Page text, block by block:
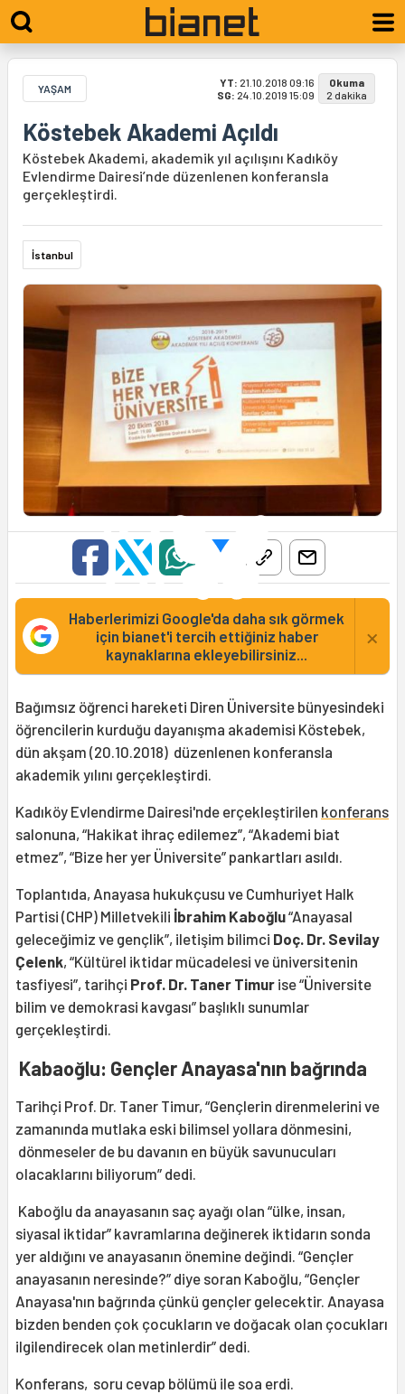
YAŞAM YT: 21.10.2018 09:16
SG: 24.10.2019 15:09
Okuma
2 dakika
Köstebek Akademi Açıldı
Köstebek Akademi, akademik yıl açılışını Kadıköy
Evlendirme Dairesi’nde düzenlenen konferansla
gerçekleştirdi.
İstanbul
Haberlerimizi Google'da daha sık görmek
için bianet'i tercih ettiğiniz haber
kaynaklarına ekleyebilirsiniz...
×
Bağımsız öğrenci hareketi Diren Üniversite bünyesindeki
öğrencilerin kurduğu dayanışma akademisi Köstebek,
dün akşam (20.10.2018) düzenlenen konferansla
akademik yılını gerçekleştirdi.
Kadıköy Evlendirme Dairesi'nde erçekleştirilen konferans
salonuna, “Hakikat ihraç edilemez”, “Akademi biat
etmez”, “Bize her yer Üniversite” pankartları asıldı.
Toplantıda, Anayasa hukukçusu ve Cumhuriyet Halk
Partisi (CHP) Milletvekili İbrahim Kaboğlu“Anayasal
geleceğimiz ve gençlik”, iletişim bilimci Doç. Dr. Sevilay
Çelenk, “Kültürel iktidar mücadelesi ve üniversitenin
tasfiyesi”, tarihçi Prof. Dr. Taner Timur ise “Üniversite
bilim ve demokrasi kavgası” başlıklı sunumlar
gerçekleştirdi.
Kabaoğlu: Gençler Anayasa'nın bağrında
Tarihçi Prof. Dr. Taner Timur, “Gençlerin direnmelerini ve
zamanında mutlaka eski bilimsel yollara dönmesini,
dönmeseler de bu davanın en büyük savunucuları
olacaklarını biliyorum” dedi.
Kaboğlu da anayasanın saç ayağı olan “ülke, insan,
siyasal iktidar” kavramlarına değinerek iktidarın sonda
yer aldığını ve anayasanın önemine değindi. “Gençler
anayasanın neresinde?” diye soran Kaboğlu, “Gençler
Anayasa'nın bağrında çünkü gençler gelecektir. Anayasa
bizden benden çok çocukların ve doğacak olan çocukları
ilgilendirecek olan metinlerdir” dedi.
Konferans, soru cevap bölümü ile soa erdi.